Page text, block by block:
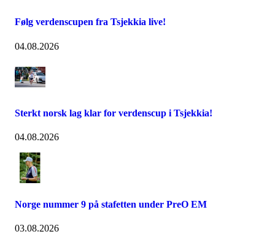
Følg verdenscupen fra Tsjekkia live!
04.08.2026
Sterkt norsk lag klar for verdenscup i Tsjekkia!
04.08.2026
Norge nummer 9 på stafetten under PreO EM
03.08.2026